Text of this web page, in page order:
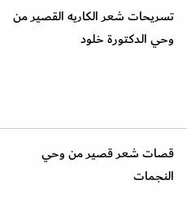
تسريحات شعر الكاريه القصير من
وحي الدكتورة خلود
قصات شعر قصير من وحي
النجمات